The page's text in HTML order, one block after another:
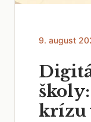
9. august
krízu